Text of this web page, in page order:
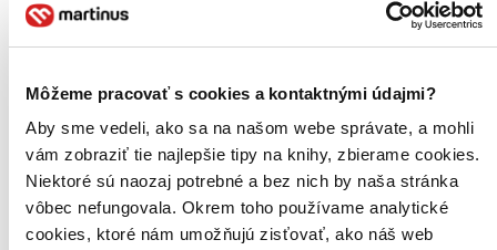
Môžeme pracovať s cookies a kontaktnými údajmi?
Aby sme vedeli, ako sa na našom webe správate, a mohli
vám zobraziť tie najlepšie tipy na knihy, zbierame cookies.
Niektoré sú naozaj potrebné a bez nich by naša stránka
vôbec nefungovala. Okrem toho používame analytické
cookies, ktoré nám umožňujú zisťovať, ako náš web